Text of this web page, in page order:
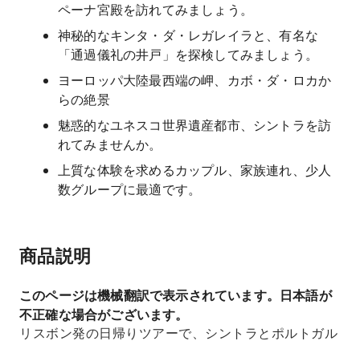
ペーナ宮殿を訪れてみましょう。
神秘的なキンタ・ダ・レガレイラと、有名な
「通過儀礼の井戸」を探検してみましょう。
ヨーロッパ大陸最西端の岬、カボ・ダ・ロカか
らの絶景
魅惑的なユネスコ世界遺産都市、シントラを訪
れてみませんか。
上質な体験を求めるカップル、家族連れ、少人
数グループに最適です。
商品説明
このページは機械翻訳で表示されています。日本語が
不正確な場合がございます。
リスボン発の日帰りツアーで、シントラとポルトガル